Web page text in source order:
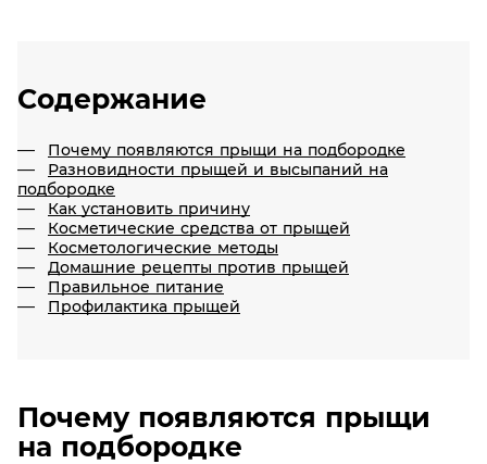
Содержание
Почему появляются прыщи на подбородке
Разновидности прыщей и высыпаний на
подбородке
Как установить причину
Косметические средства от прыщей
Косметологические методы
Домашние рецепты против прыщей
Правильное питание
Профилактика прыщей
Почему появляются прыщи
на подбородке